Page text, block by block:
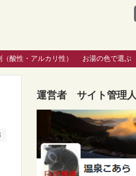
（酸性・アルカリ性） お湯の色で選ぶ
運営者 サイト管理人